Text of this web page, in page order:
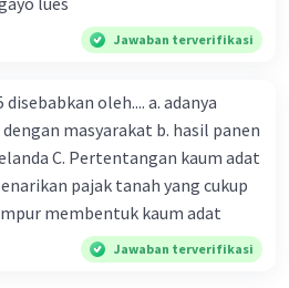
Jawaban terverifikasi
oleh.... a. adanya
masyarakat b. hasil panen
C. Pertentangan kaum adat
pajak tanah yang cukup
membentuk kaum adat
Jawaban terverifikasi